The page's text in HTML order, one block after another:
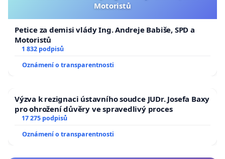
Motoristů
Petice za demisi vlády Ing. Andreje Babiše, SPD a
Motoristů
1 832 podpisů
Oznámení o transparentnosti
Výzva k rezignaci ústavního soudce JUDr. Josefa Baxy
pro ohrožení důvěry ve spravedlivý proces
17 275 podpisů
Oznámení o transparentnosti